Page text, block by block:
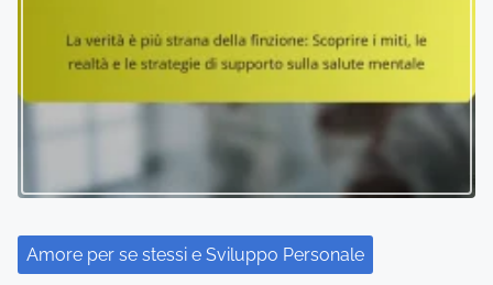
Amore per se stessi e Sviluppo Personale